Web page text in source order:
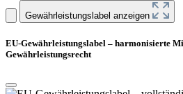
Gewährleistungslabel anzeigen
EU-Gewährleistungslabel – harmonisierte
Gewährleistungsrecht